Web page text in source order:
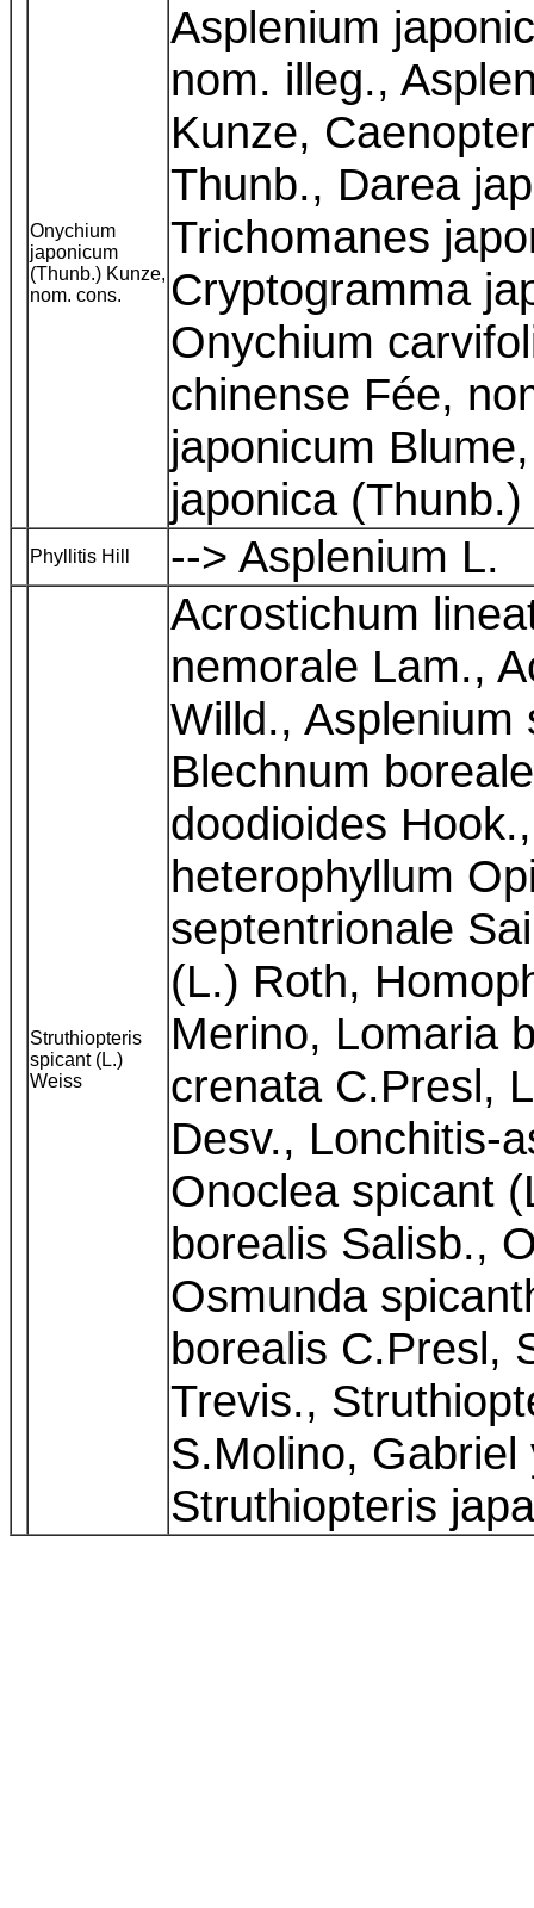
Onychium
japonicum
(Thunb.) Kunze,
nom. cons.
Asplenium
nom. illeg.,
Kunze,
Thunb., Darea
Trichomanes
Cryptogramma
Onychium
chinense Fée,
japonicum
japonica
Phyllitis Hill --> Asplenium L.
Struthiopteris
spicant (L.)
Weiss
Acrostichum
nemorale Lam.,
Willd.,
Blechnum
doodioides
heterophyllum
septentrionale
(L.) Roth,
Merino, Lomaria
crenata C.Presl,
Desv., Lonchitis-
Onoclea spicant
borealis Salisb.,
Osmunda
borealis C.Presl,
Trevis.,
S.Molino,
Struthiopteris